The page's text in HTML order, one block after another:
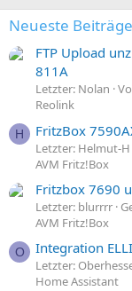
Neueste Beiträge
FTP Upload
811A
Letzter: Nolan
Reolink
H FritzBox
Letzter: Helmut-H
AVM Fritz!Box
Fritzbox 7690
Letzter: blurrrr
AVM Fritz!Box
O Integration
Letzter:
Home Assistant